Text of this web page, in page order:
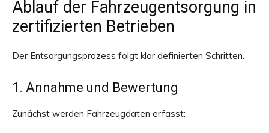
Ablauf der Fahrzeugentsorgung in
zertifizierten Betrieben
Der Entsorgungsprozess folgt klar definierten Schritten.
1. Annahme und Bewertung
Zunächst werden Fahrzeugdaten erfasst: